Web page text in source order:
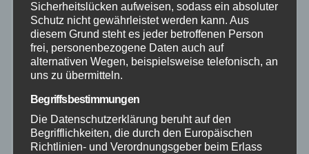
Allgemein
Altenkirchen
Bundespolizei
Feuerwehr
Sicherheitslücken aufweisen, sodass ein absoluter
Schutz nicht gewährleistet werden kann. Aus
diesem Grund steht es jeder betroffenen Person
frei, personenbezogene Daten auch auf
alternativen Wegen, beispielsweise telefonisch, an
uns zu übermitteln.
Begriffsbestimmungen
Die Datenschutzerklärung beruht auf den
Begrifflichkeiten, die durch den Europäischen
Richtlinien- und Verordnungsgeber beim Erlass